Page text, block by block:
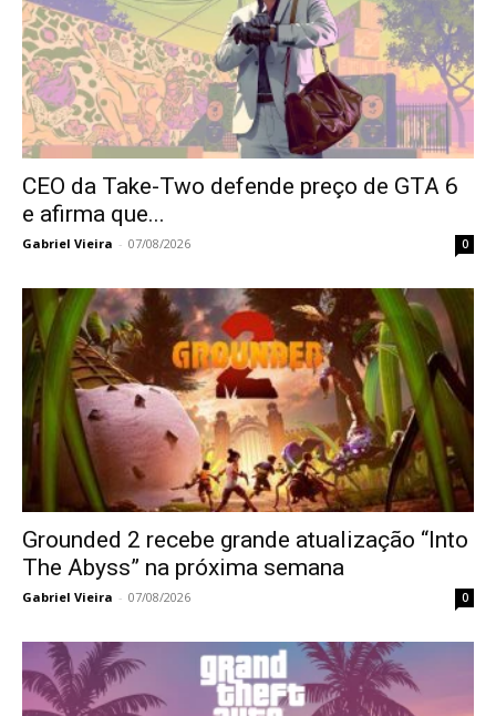
CEO da Take-Two defende preço de GTA 6
e afirma que...
Gabriel Vieira - 07/08/2026 0
Grounded 2 recebe grande atualização “Into
The Abyss” na próxima semana
Gabriel Vieira - 07/08/2026 0